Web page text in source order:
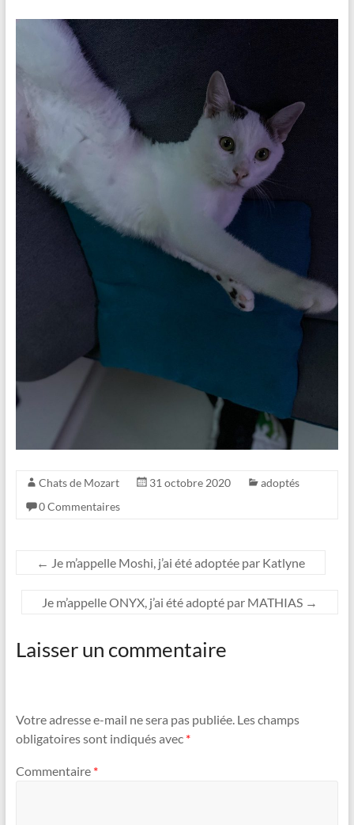
Chats de Mozart 31 octobre 2020
adoptés
0 Commentaires
← Je m’appelle Moshi, j’ai été adoptée par Katlyne
Je m’appelle ONYX, j’ai été adopté par MATHIAS →
Laisser un commentaire
Votre adresse e-mail ne sera pas publiée. Les champs
obligatoires sont indiqués avec *
Commentaire *